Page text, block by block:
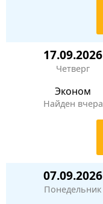
17.09.2026
Четверг
Эконом
Найден вчера
07.09.2026
Понедельник